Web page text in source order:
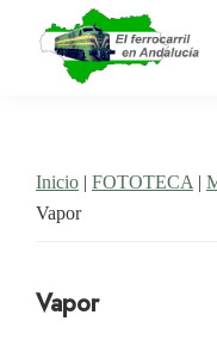
contenido
Andalucía
ferrocarril
en
Inicio | FOTOTECA |
Vapor
Vapor